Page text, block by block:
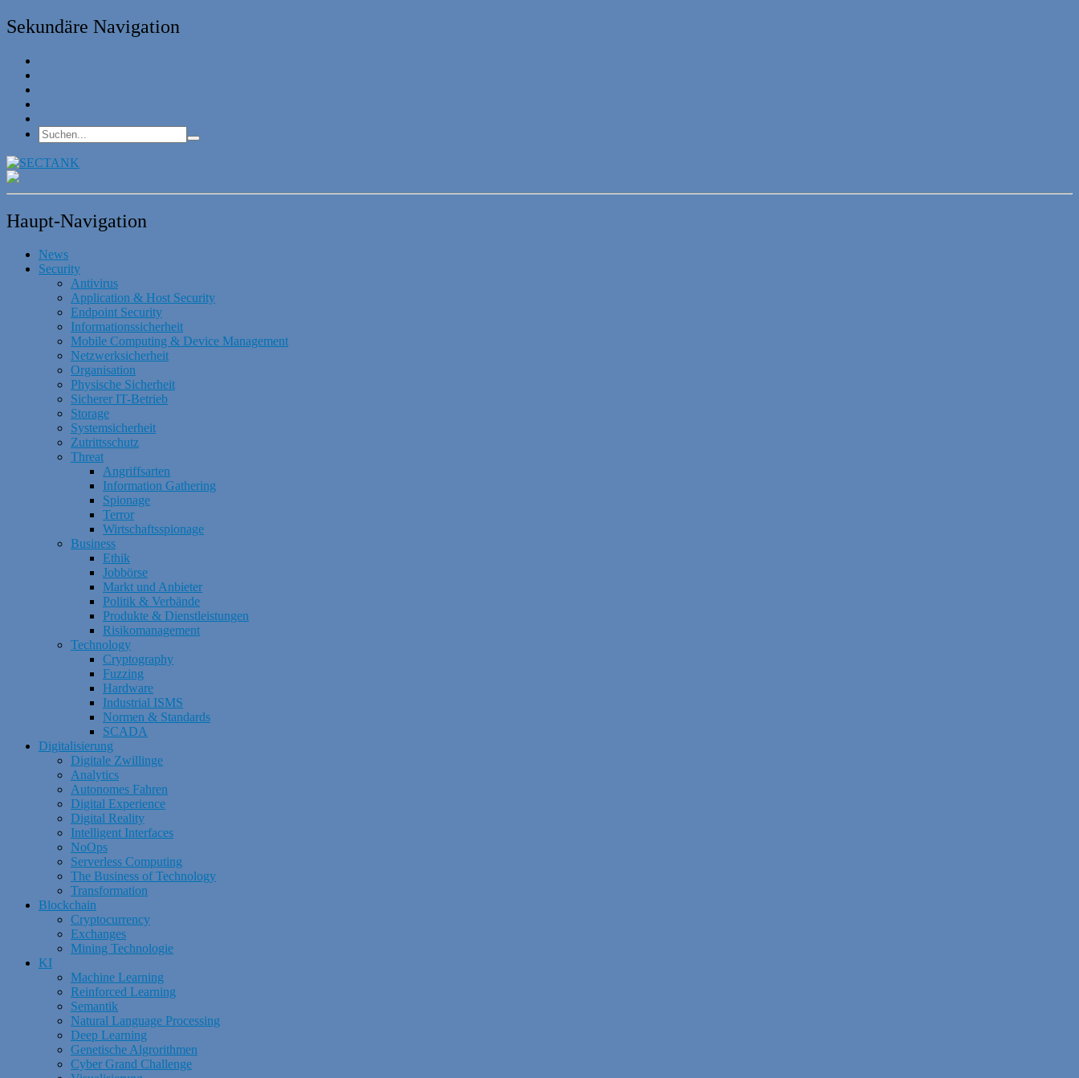
Sekundäre Navigation
Haupt-Navigation
News
Security
Antivirus
Application & Host Security
Endpoint Security
Informationssicherheit
Mobile Computing & Device Management
Netzwerksicherheit
Organisation
Physische Sicherheit
Sicherer IT-Betrieb
Storage
Systemsicherheit
Zutrittsschutz
Threat
Angriffsarten
Information Gathering
Spionage
Terror
Wirtschaftsspionage
Business
Ethik
Jobbörse
Markt und Anbieter
Politik & Verbände
Produkte & Dienstleistungen
Risikomanagement
Technology
Cryptography
Fuzzing
Hardware
Industrial ISMS
Normen & Standards
SCADA
Digitalisierung
Digitale Zwillinge
Analytics
Autonomes Fahren
Digital Experience
Digital Reality
Intelligent Interfaces
NoOps
Serverless Computing
The Business of Technology
Transformation
Blockchain
Cryptocurrency
Exchanges
Mining Technologie
KI
Machine Learning
Reinforced Learning
Semantik
Natural Language Processing
Deep Learning
Genetische Algrorithmen
Cyber Grand Challenge